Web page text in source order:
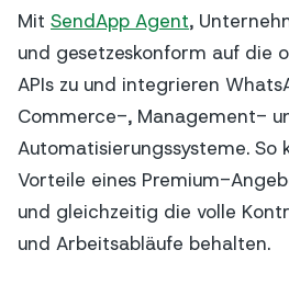
Mit SendApp Agent,
und gesetzeskonform auf die
APIs zu und integrieren
Commerce-, Management-
Automatisierungssysteme. So
Vorteile eines Premium-
und gleichzeitig die volle
und Arbeitsabläufe behalten.